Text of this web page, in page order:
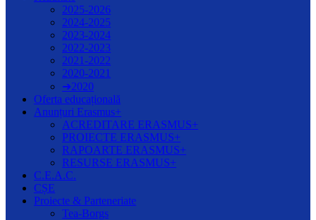
2025-2026
2024-2025
2023-2024
2022-2023
2021-2022
2020-2021
➔2020
Oferta educațională
Anunțuri Erasmus+
ACREDITARE ERASMUS+
PROIECTE ERASMUS+
RAPOARTE ERASMUS+
RESURSE ERASMUS+
C.E.A.C.
CȘE
Proiecte & Parteneriate
Tea-Borgs